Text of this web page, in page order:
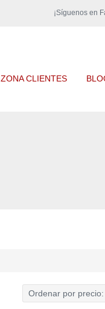
ZONA CLIENTES
¡Síguenos en